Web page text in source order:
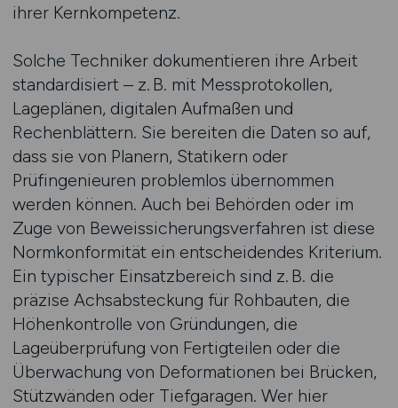
ihrer Kernkompetenz.
Solche Techniker dokumentieren ihre Arbeit
standardisiert – z. B. mit Messprotokollen,
Lageplänen, digitalen Aufmaßen und
Rechenblättern. Sie bereiten die Daten so auf,
dass sie von Planern, Statikern oder
Prüfingenieuren problemlos übernommen
werden können. Auch bei Behörden oder im
Zuge von Beweissicherungsverfahren ist diese
Normkonformität ein entscheidendes Kriterium.
Ein typischer Einsatzbereich sind z. B. die
präzise Achsabsteckung für Rohbauten, die
Höhenkontrolle von Gründungen, die
Lageüberprüfung von Fertigteilen oder die
Überwachung von Deformationen bei Brücken,
Stützwänden oder Tiefgaragen. Wer hier